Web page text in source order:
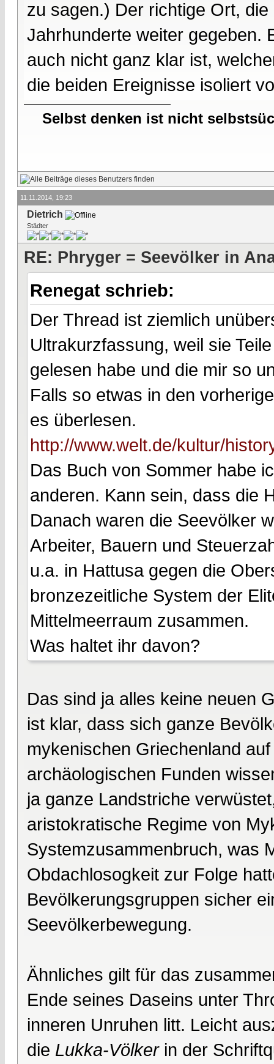
zu sagen.) Der richtige Ort,
Jahrhunderte weiter gegeben.
auch nicht ganz klar ist,
die beiden Ereignisse isoliert
Selbst denken ist nicht
11.11.2014, 19:23
Dietrich
Städter
RE: Phryger = Seevölker in
Renegat schrieb:
Der Thread ist ziemlich
Ultrakurzfassung, weil sie
gelesen habe und die mir so
Falls so etwas in den
es überlesen.
http://www.welt.de/kultur/
Das Buch von Sommer habe
anderen. Kann sein, dass die
Danach waren die Seevölker
Arbeiter, Bauern und
u.a. in Hattusa gegen die
bronzezeitliche System der
Mittelmeerraum zusammen.
Was haltet ihr davon?
Das sind ja alles keine neuen
ist klar, dass sich ganze
mykenischen Griechenland
archäologischen Funden
ja ganze Landstriche
aristokratische Regime von
Systemzusammenbruch, was
Obdachlosogkeit zur Folge
Bevölkerungsgruppen sicher
Seevölkerbewegung.
Ähnliches gilt für das
Ende seines Daseins unter
inneren Unruhen litt. Leicht
die Lukka-Völkerin der